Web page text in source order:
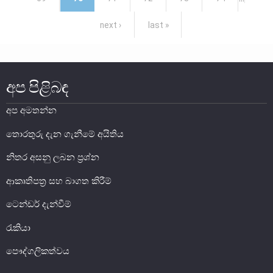
මූල්‍ය අන්තර්ගතභාවය
මූල්‍ය වෙළෙඳපොල
මූල්‍ය වෙළෙඳපොළ-සමස්ත විග්‍රහය
දේශීය විදේශ විනිමය වෙළෙඳපොළ
විදේශ විනිමය පිළිබඳ ගෝලීය ප්‍රශස්ත භාවිත සංග්‍රහය හා
සාංගමික ණය සුරැකුම්පත් වෙළෙඳපොළ
next › last »
අප පිළිබඳ
අප අමතන්න
තොරතුරු දැන ගැනීමේ අයිතිය
නිතර අසනු ලබන ප්‍රශ්න
ආකෘතිපත්‍ර සහ බාගත කිරීම්
ටෙන්ඩර් දැන්වීම්
රැකියා
පෞද්ගලිකත්වය